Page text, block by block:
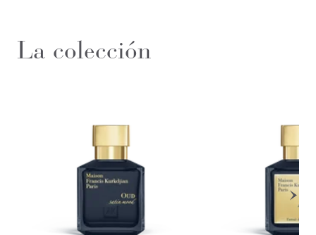
La colección